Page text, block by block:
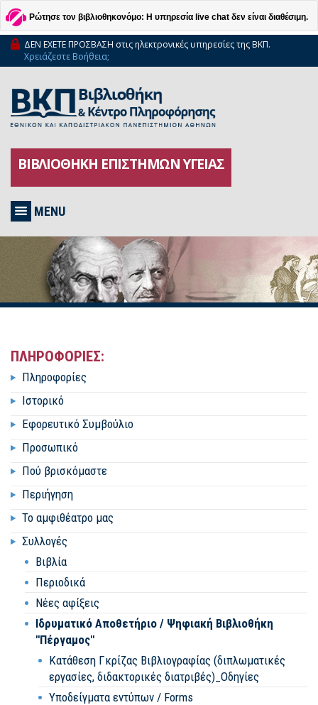
Ρώτησε τον βιβλιοθηκονόμο: Η υπηρεσία live chat δεν είναι διαθέσιμη.
ΔΕΝ ΕΧΕΤΕ ΠΡΟΣΒΑΣΗ στις ηλεκτρονικές υπηρεσίες της ΒΚΠ.
Χρειάζεστε Βοήθεια;
ΒΙΒΛΙΟΘΗΚΗ ΕΠΙΣΤΗΜΩΝ ΥΓΕΙΑΣ
MENU
ΠΛΗΡΟΦΟΡΙΕΣ:
Πληροφορίες
Ιστορικό
Εφορευτικό Συμβούλιο
Προσωπικό
Πού βρισκόμαστε
Περιήγηση
Το αμφιθέατρο μας
Συλλογές
Βιβλία
Περιοδικά
Νέες αφίξεις
Ιδρυματικό Αποθετήριο / Ψηφιακή Βιβλιοθήκη
"Πέργαμος"
Κατάθεση Γκρίζας Βιβλιογραφίας (διπλωματικές
εργασίες, διδακτορικές διατριβές)_Οδηγίες
Υποδείγματα εντύπων / Forms